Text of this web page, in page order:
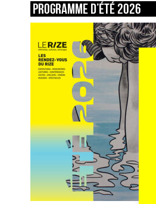
Programme d’été 2026